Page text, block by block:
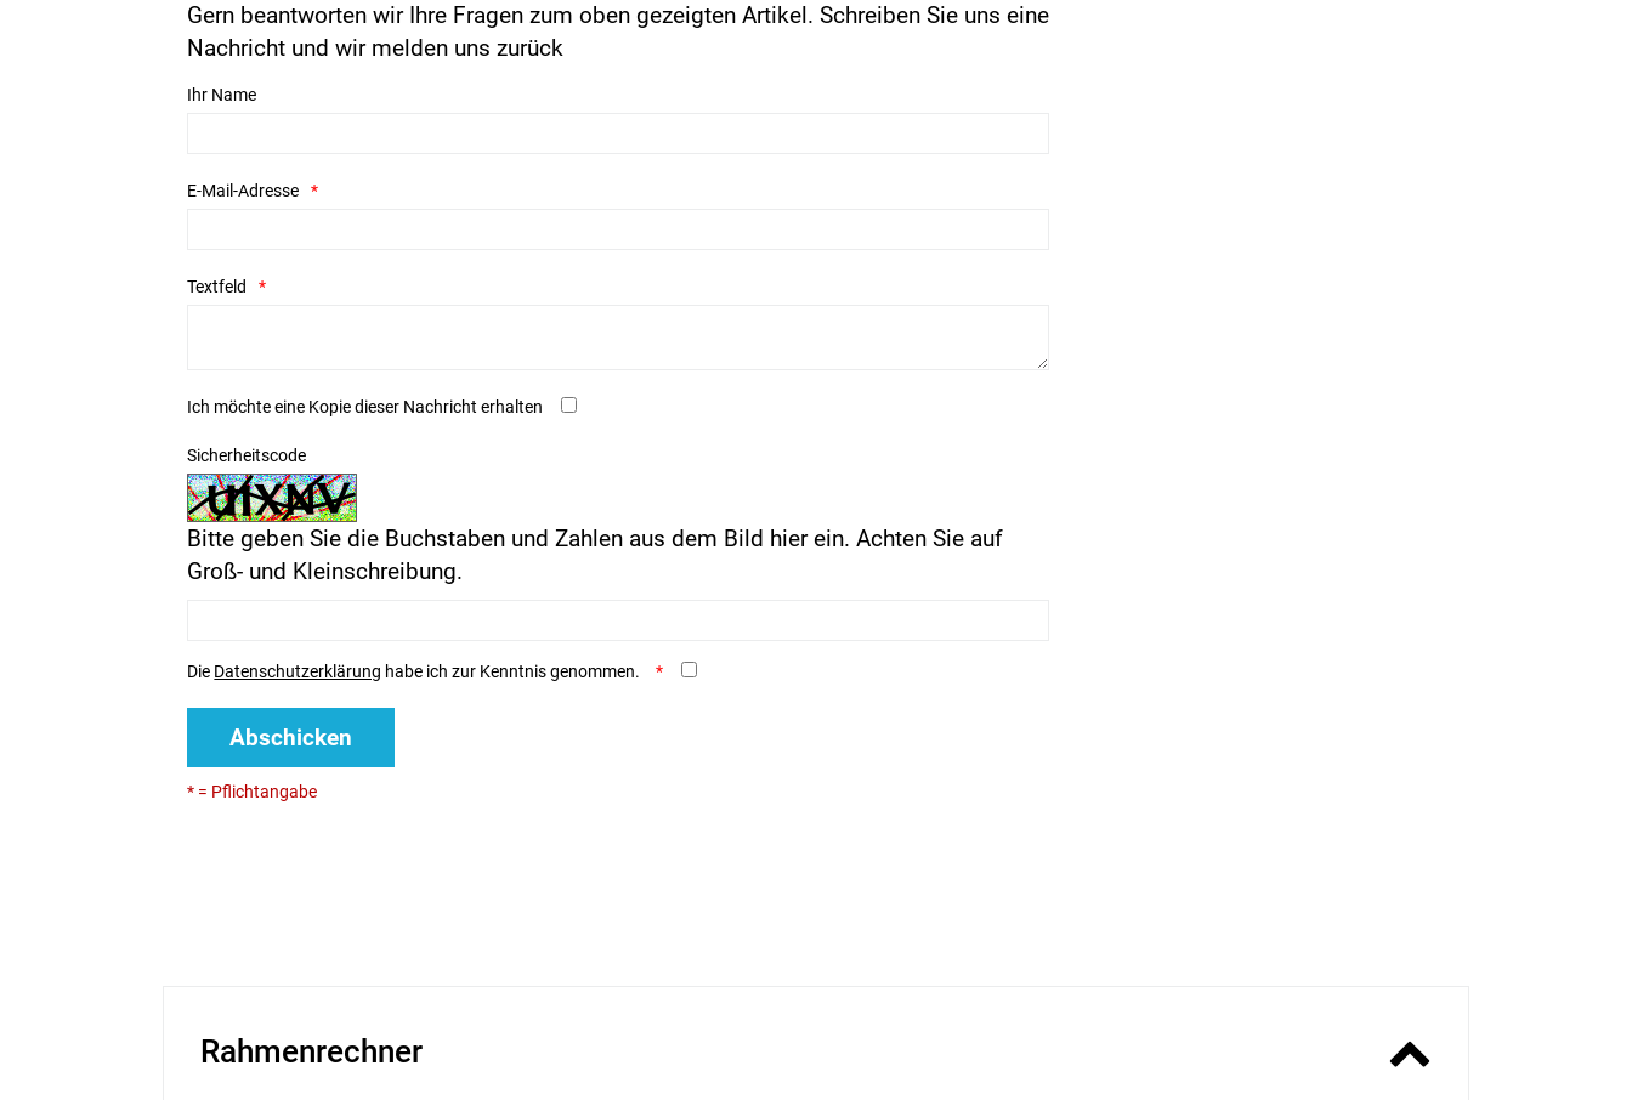
Gern beantworten wir Ihre Fragen zum oben gezeigten Artikel. Schreiben Sie uns eine
Nachricht und wir melden uns zurück
Ihr Name
E-Mail-Adresse
Textfeld
Ich möchte eine Kopie dieser Nachricht erhalten
Sicherheitscode
Bitte geben Sie die Buchstaben und Zahlen aus dem Bild hier ein. Achten Sie auf
Groß- und Kleinschreibung.
Die Datenschutzerklärung habe ich zur Kenntnis genommen.
Abschicken
* = Pflichtangabe
Rahmenrechner